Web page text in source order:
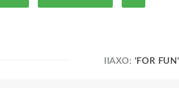
IIAXO: 'FOR FUN'